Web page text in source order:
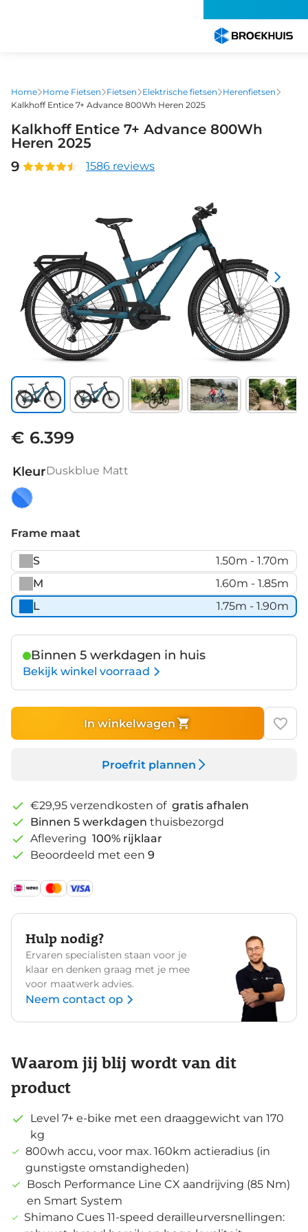
gaan
Home Home Fietsen Fietsen Elektrische fietsen
Herenfietsen
Kalkhoff Entice 7+ Advance 800Wh Heren 2025
Kalkhoff Entice 7+ Advance 800Wh
Heren 2025
9
1586 reviews
€ 6.399
KleurDuskblue Matt
Matt
Frame maat
S
1.50m - 1.70m
M
1.60m - 1.85m
L
1.75m - 1.90m
Binnen 5 werkdagen in huis
Bekijk winkel voorraad
In winkelwagen
Proefrit plannen
€29,95 verzendkosten of gratis afhalen
Binnen 5 werkdagen thuisbezorgd
Aflevering 100% rijklaar
Beoordeeld met een 9
Hulp nodig?
Ervaren specialisten staan voor je
klaar en denken graag met je mee
voor maatwerk advies.
Neem contact op
Waarom jij blij wordt van dit
product
Level 7+ e-bike met een draaggewicht van 170
kg
800wh accu, voor max. 160km actieradius (in
gunstigste omstandigheden)
Bosch Performance Line CX aandrijving (85 Nm)
en Smart System
Shimano Cues 11-speed derailleurversnellingen: